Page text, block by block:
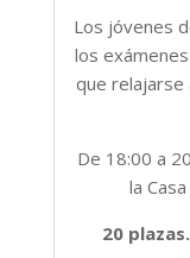
Los jóvenes
los
que relajarse
De 18:00 a
la
20